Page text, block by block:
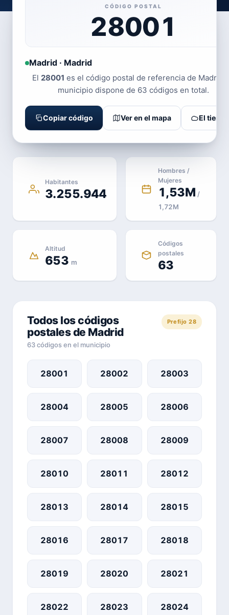
CÓDIGO POSTAL
28001
Madrid · Madrid
El 28001 es el código postal de referencia de Madrid.
municipio dispone de 63 códigos en total.
Copiar código Ver en el mapa El
Habitantes
3.255.944
Hombres /
Mujeres
1,53M/
1,72M
Altitud
653 m
Códigos
postales
63
Todos los códigos
postales de Madrid
63 códigos en el municipio
Prefijo 28
28001 28002 28003
28004 28005 28006
28007 28008 28009
28010 28011 28012
28013 28014 28015
28016 28017 28018
28019 28020 28021
28022 28023 28024